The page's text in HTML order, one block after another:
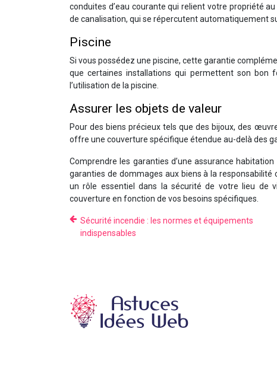
conduites d’eau courante qui relient votre propriété
de canalisation, qui se répercutent automatiquement
Piscine
Si vous possédez une piscine, cette garantie
que certaines installations qui permettent son bon
l’utilisation de la piscine.
Assurer les objets de valeur
Pour des biens précieux tels que des bijoux, des
offre une couverture spécifique étendue au-delà des
Comprendre les garanties d’une assurance
garanties de dommages aux biens à la
un rôle essentiel dans la sécurité de votre lieu de
couverture en fonction de vos besoins spécifiques.
Sécurité incendie : les normes et équipements
indispensables